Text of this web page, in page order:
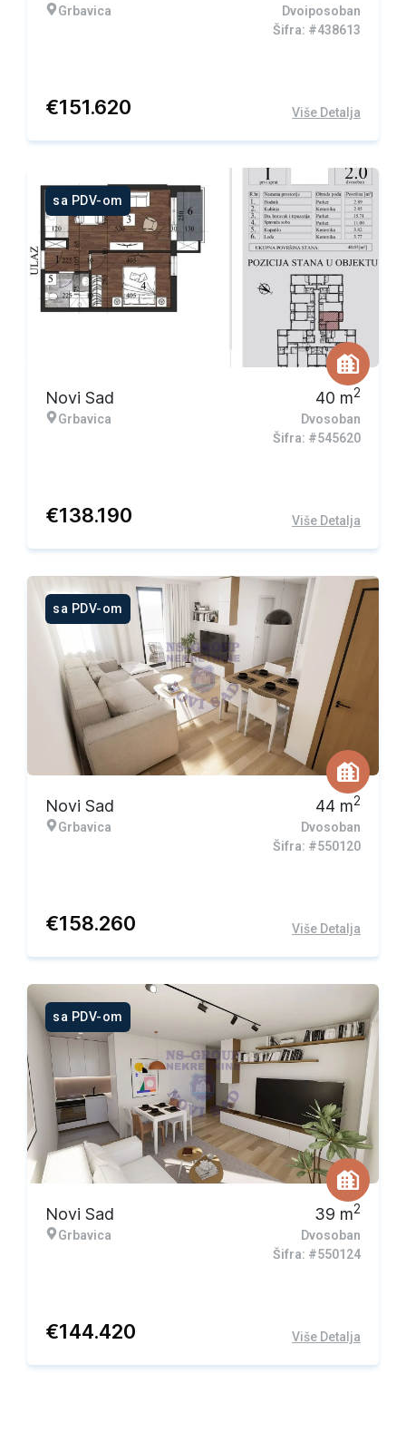
Grbavica
Dvoiposoban
Šifra: #438613
€151.620 Više Detalja
sa PDV-om
Novi Sad
Grbavica
40 m2
Dvosoban
Šifra: #545620
€138.190 Više Detalja
sa PDV-om
Novi Sad
Grbavica
44 m2
Dvosoban
Šifra: #550120
€158.260 Više Detalja
sa PDV-om
Novi Sad
Grbavica
39 m2
Dvosoban
Šifra: #550124
€144.420 Više Detalja